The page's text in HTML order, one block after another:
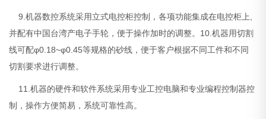
9.机器数控系统采用立式电控柜控制，各项功能集成在电控柜上,
并配有中国台湾产电子手轮，便于操作加时的调整。10.机器用切割
线可配φ0.18~φ0.45等规格的砂线，便于客户根据不同工件和不同
切割要求进行调整。
11.机器的硬件和软件系统采用专业工控电脑和专业编程控制器控
制，操作方便简易，系统可靠性高。